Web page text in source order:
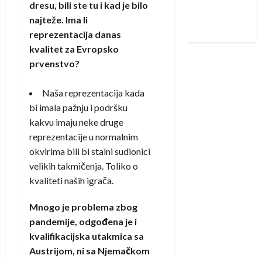
dresu, bili ste tu i kad je bilo
najteže. Ima li
reprezentacija danas
kvalitet za Evropsko
prvenstvo?
Naša reprezentacija kada
bi imala pažnju i podršku
kakvu imaju neke druge
reprezentacije u normalnim
okvirima bili bi stalni sudionici
velikih takmičenja. Toliko o
kvaliteti naših igrača.
Mnogo je problema zbog
pandemije, odgođena je i
kvalifikacijska utakmica sa
Austrijom, ni sa Njemačkom